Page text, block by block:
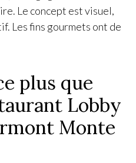
Le concept est visuel,
Les fins gourmets ont de
plus que
Lobby
Monte